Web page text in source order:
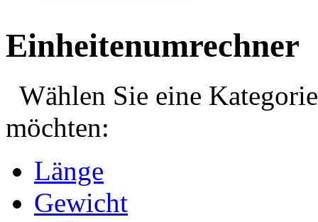
Einheitenumrechner
Wählen Sie eine
möchten:
Länge
Gewicht